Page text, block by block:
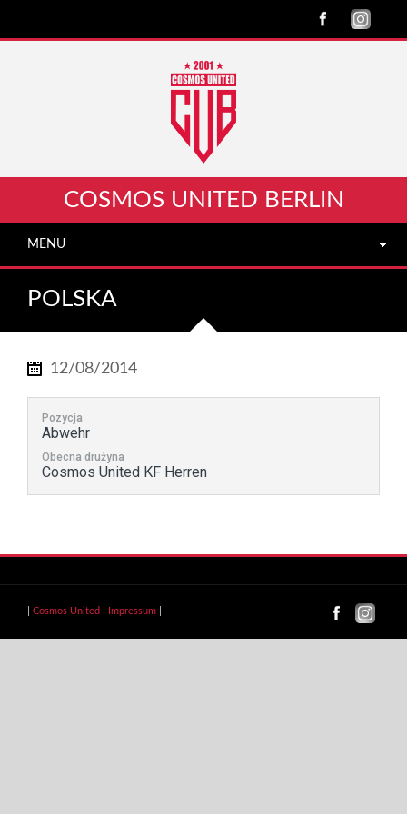
COSMOS UNITED BERLIN
MENU
POLSKA
12/08/2014
Pozycja
Abwehr
Obecna drużyna
Cosmos United KF Herren
Cosmos United Impressum